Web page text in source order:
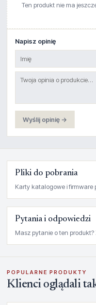
Ten produkt nie ma
Napisz opinię
Wyślij opinię →
Pliki do pobrania
Karty katalogowe i firmware
Pytania i odpowiedzi
Masz pytanie o ten
POPULARNE PRODUKTY
Klienci oglądali